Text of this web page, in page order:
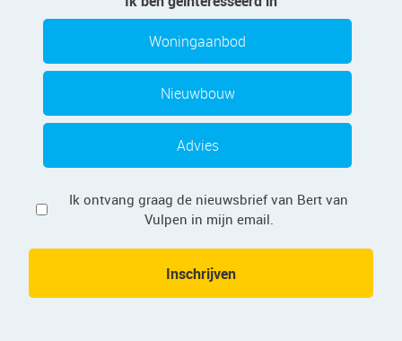
Woningaanbod
Nieuwbouw
Advies
Privacy
Ik ontvang graag de nieuwsbrief van Bert van
Vulpen in mijn email.
Inschrijven